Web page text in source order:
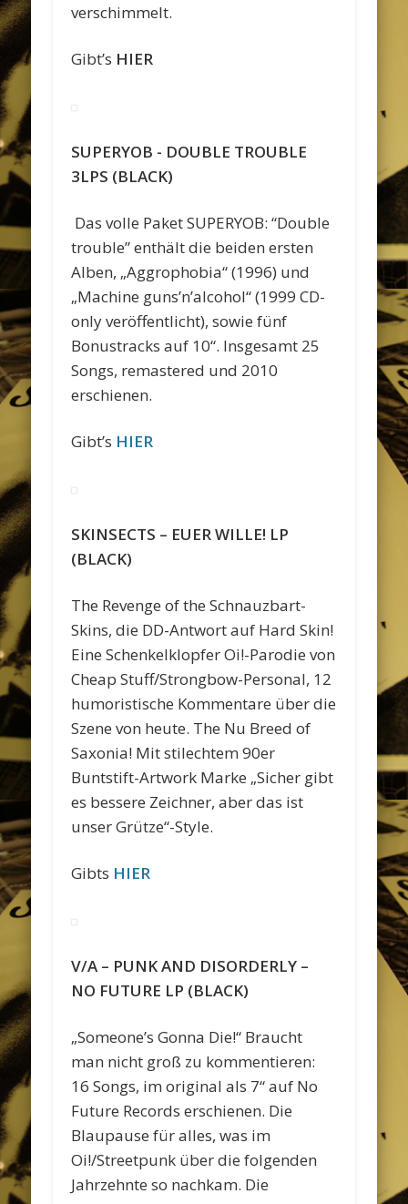
verschimmelt.
Gibt’s HIER
SUPERYOB ‎- DOUBLE TROUBLE
3LPS (BLACK)
Das volle Paket SUPERYOB: “Double
trouble” enthält die beiden ersten
Alben, „Aggrophobia“ (1996) und
„Machine guns’n’alcohol“ (1999 CD-
only veröffentlicht), sowie fünf
Bonustracks auf 10“. Insgesamt 25
Songs, remastered und 2010
erschienen.
Gibt’s HIER
SKINSECTS – EUER WILLE! LP
(BLACK)
The Revenge of the Schnauzbart-
Skins, die DD-Antwort auf Hard Skin!
Eine Schenkelklopfer Oi!-Parodie von
Cheap Stuff/Strongbow-Personal, 12
humoristische Kommentare über die
Szene von heute. The Nu Breed of
Saxonia! Mit stilechtem 90er
Buntstift-Artwork Marke „Sicher gibt
es bessere Zeichner, aber das ist
unser Grütze“-Style.
Gibts HIER
V/A – PUNK AND DISORDERLY –
NO FUTURE LP (BLACK)
„Someone’s Gonna Die!“ Braucht
man nicht groß zu kommentieren:
16 Songs, im original als 7“ auf No
Future Records erschienen. Die
Blaupause für alles, was im
Oi!/Streetpunk über die folgenden
Jahrzehnte so nachkam. Die